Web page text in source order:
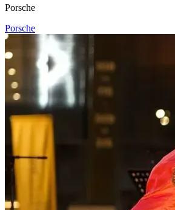
Porsche
Porsche